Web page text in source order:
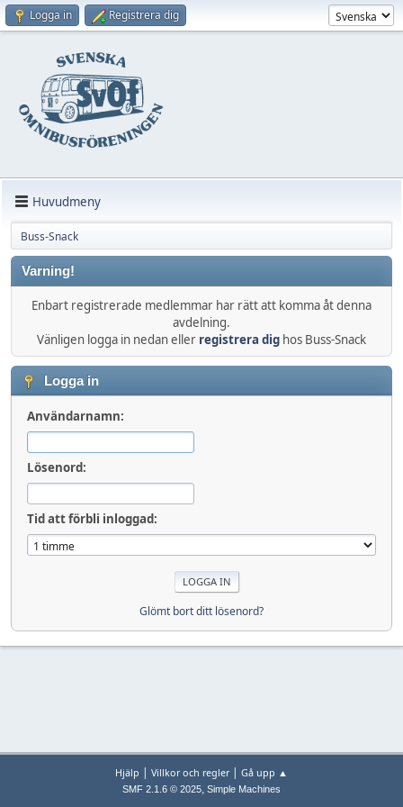
Logga in Registrera dig
Huvudmeny
Buss-Snack
Varning!
Enbart registrerade medlemmar har rätt att komma åt denna
avdelning.
Vänligen logga in nedan eller registrera dig hos Buss-Snack
Logga in
Användarnamn:
Lösenord:
Tid att förbli inloggad:
Glömt bort ditt lösenord?
Hjälp | Villkor och regler| Gå upp ▲
SMF 2.1.6 © 2025, Simple Machines